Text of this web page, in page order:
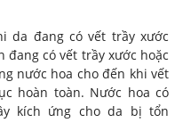
da đang có vết trầy xước
đang có vết trầy xước hoặc
nước hoa cho đến khi vết
hoàn toàn. Nước hoa có
kích ứng cho da bị tổn